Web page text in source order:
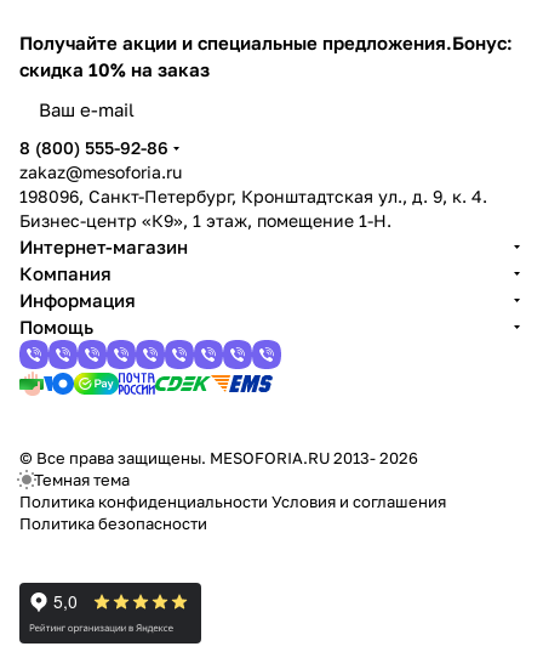
Получайте акции и специальные предложения.Бонус:
скидка 10% на заказ
8 (800) 555-92-86
zakaz@mesoforia.ru
198096, Санкт-Петербург, Кронштадтская ул., д. 9, к. 4.
Бизнес-центр «К9», 1 этаж, помещение 1-Н.
Интернет-магазин
Компания
Информация
Помощь
© Все права защищены. MESOFORIA.RU 2013- 2026
Темная тема
Политика конфиденциальности Условия и соглашения
Политика безопасности